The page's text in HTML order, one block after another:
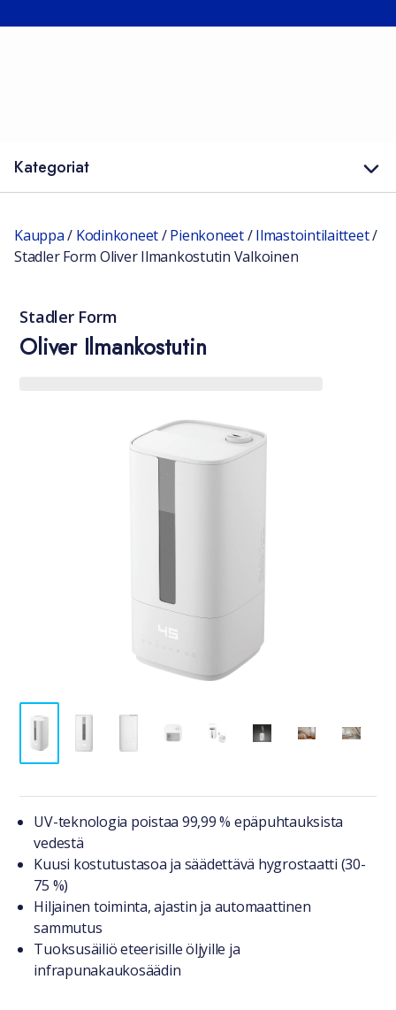
Kategoriat
Kauppa/ Kodinkoneet/Pienkoneet/Ilmastointilaitteet/
Stadler Form Oliver Ilmankostutin Valkoinen
Stadler Form
Oliver Ilmankostutin
Tuotteesta lyhyesti
UV-teknologia poistaa 99,99 % epäpuhtauksista
vedestä
Kuusi kostutustasoa ja säädettävä hygrostaatti (30-
75 %)
Hiljainen toiminta, ajastin ja automaattinen
sammutus
Tuoksusäiliö eteerisille öljyille ja
infrapunakaukosäädin